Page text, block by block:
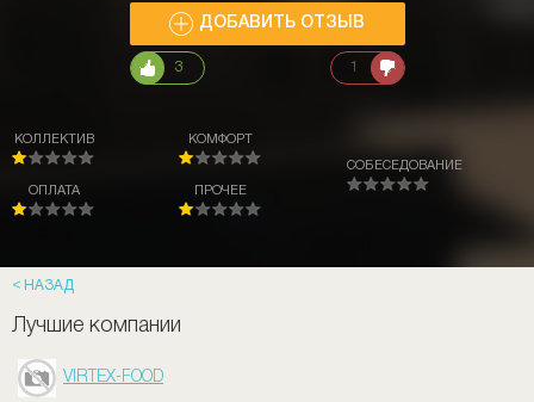
ДОБАВИТЬ ОТЗЫВ
3 1
КОЛЛЕКТИВ
ОПЛАТА
КОМФОРТ
ПРОЧЕЕ
СОБЕСЕДОВАНИЕ
НАЗАД
Лучшие компании
VIRTEX-FOOD